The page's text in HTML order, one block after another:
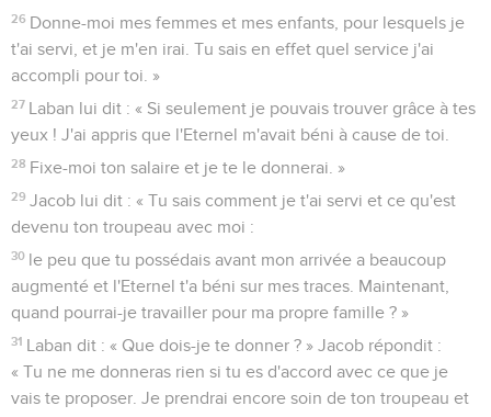
26 Donne-moi mes femmes et mes enfants, pour lesquels je
t'ai servi, et je m'en irai. Tu sais en effet quel service j'ai
accompli pour toi. »
27 Laban lui dit : « Si seulement je pouvais trouver grâce à tes
yeux ! J'ai appris que l'Eternel m'avait béni à cause de toi.
28 Fixe-moi ton salaire et je te le donnerai. »
29 Jacob lui dit : « Tu sais comment je t'ai servi et ce qu'est
devenu ton troupeau avec moi :
30 le peu que tu possédais avant mon arrivée a beaucoup
augmenté et l'Eternel t'a béni sur mes traces. Maintenant,
quand pourrai-je travailler pour ma propre famille ? »
31 Laban dit : « Que dois-je te donner ? » Jacob répondit :
« Tu ne me donneras rien si tu es d'accord avec ce que je
vais te proposer. Je prendrai encore soin de ton troupeau et